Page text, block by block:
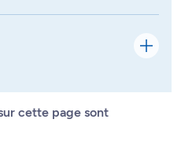
cette page sont